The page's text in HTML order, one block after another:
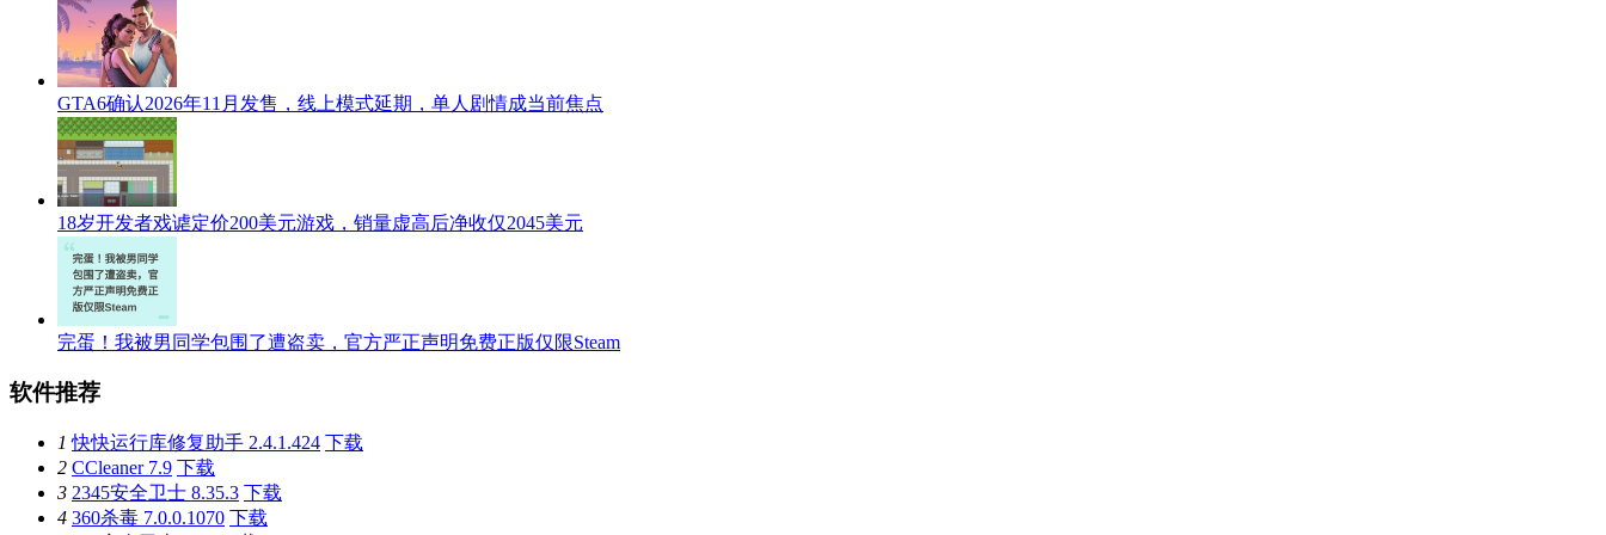
GTA6确认2026年11月发售，线上模式延期，单人剧情成当前焦点
18岁开发者戏谑定价200美元游戏，销量虚高后净收仅2045美元
完蛋！我被男同学包围了遭盗卖，官方严正声明免费正版仅限Steam
软件推荐
1 快快运行库修复助手 2.4.1.424 下载
2 CCleaner 7.9 下载
3 2345安全卫士 8.35.3 下载
4 360杀毒 7.0.0.1070 下载